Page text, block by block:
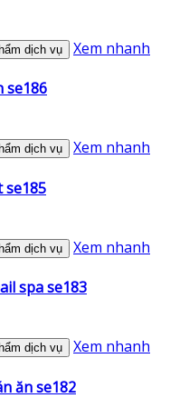
dịch vụ Xem nhanh
se186
dịch vụ Xem nhanh
se185
dịch vụ Xem nhanh
spa se183
dịch vụ Xem nhanh
ăn se182